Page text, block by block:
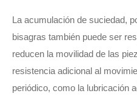
La acumulación de suciedad,
bisagras también puede ser
reducen la movilidad de las
resistencia adicional al
periódico, como la lubricación